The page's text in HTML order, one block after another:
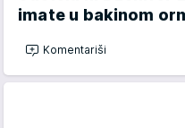
imate u bakinom
Komentariši